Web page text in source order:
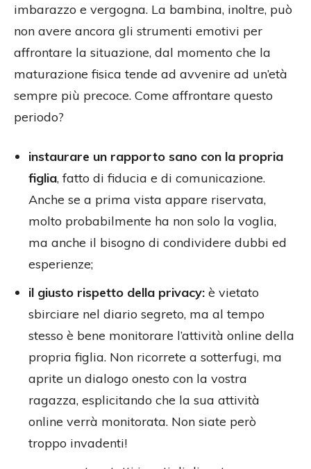
imbarazzo e vergogna. La bambina, inoltre, può
non avere ancora gli strumenti emotivi per
affrontare la situazione, dal momento che la
maturazione fisica tende ad avvenire ad un’età
sempre più precoce. Come affrontare questo
periodo?
instaurare un rapporto sano con la propria
figlia, fatto di fiducia e di comunicazione.
Anche se a prima vista appare riservata,
molto probabilmente ha non solo la voglia,
ma anche il bisogno di condividere dubbi ed
esperienze;
il giusto rispetto della privacy: è vietato
sbirciare nel diario segreto, ma al tempo
stesso è bene monitorare l’attività online della
propria figlia. Non ricorrete a sotterfugi, ma
aprite un dialogo onesto con la vostra
ragazza, esplicitando che la sua attività
online verrà monitorata. Non siate però
troppo invadenti!